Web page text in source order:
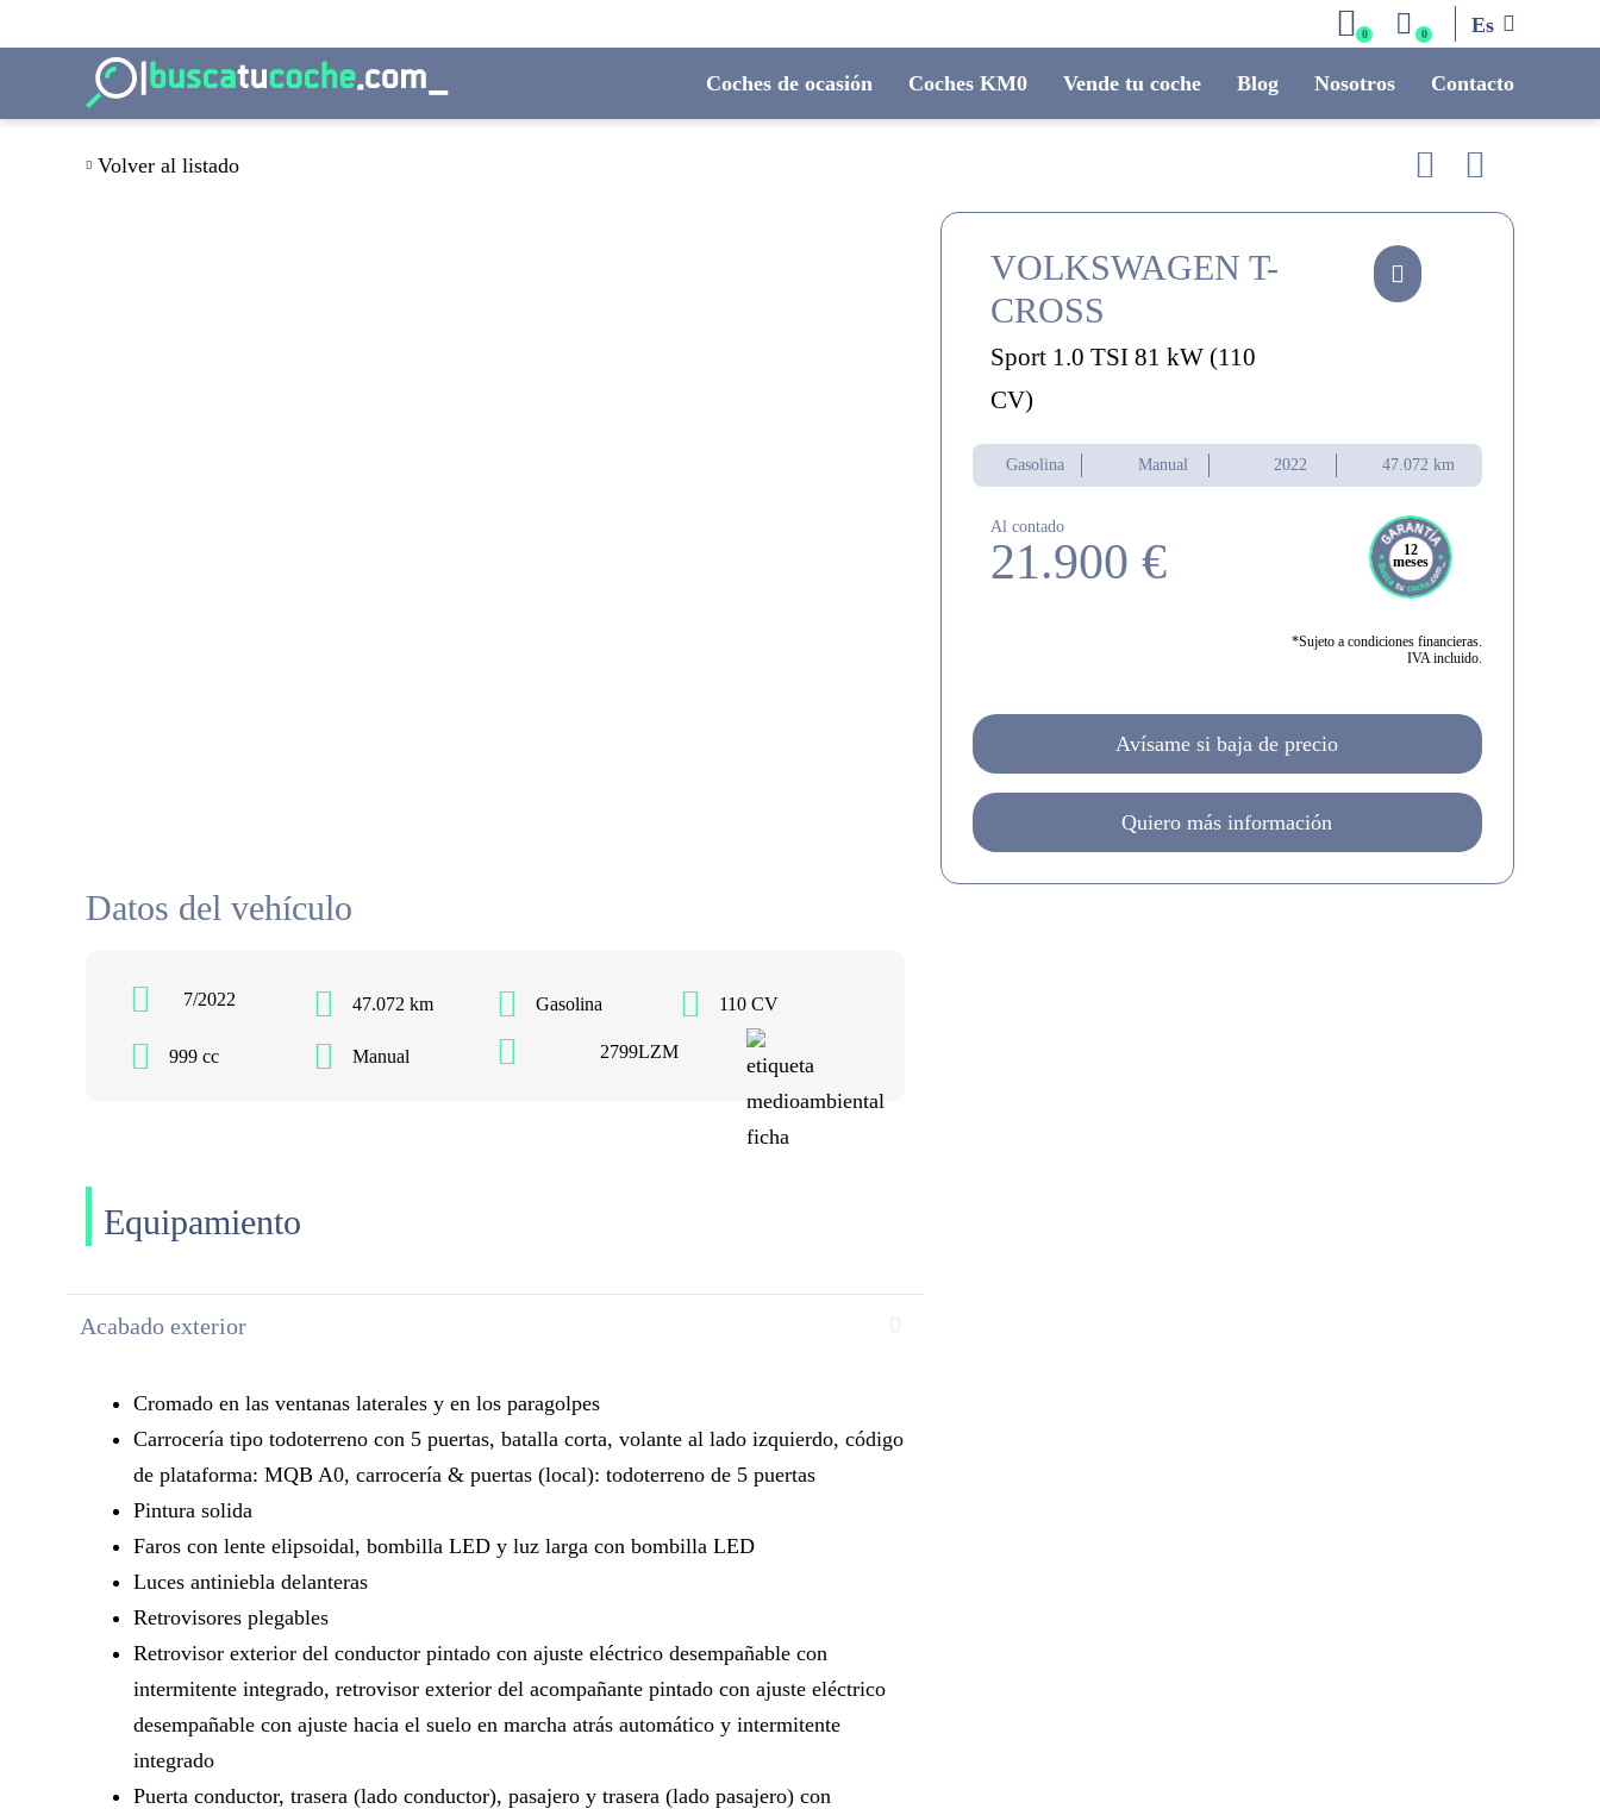
0 0 Es
Coches de ocasión Coches KM0 Vende tu coche Blog Nosotros Contacto
Volver al listado
VOLKSWAGEN T-
CROSS
Sport 1.0 TSI 81 kW (110
CV)
Gasolina Manual 2022 47.072 km
Al contado
21.900 € 12
meses
*Sujeto a condiciones financieras.
IVA incluido.
Avísame si baja de precio
Quiero más información
Datos del vehículo
7/2022 47.072 km Gasolina 110 CV
999 cc Manual 2799LZM
Equipamiento
Acabado exterior
Cromado en las ventanas laterales y en los paragolpes
Carrocería tipo todoterreno con 5 puertas, batalla corta, volante al lado izquierdo, código
de plataforma: MQB A0, carrocería & puertas (local): todoterreno de 5 puertas
Pintura solida
Faros con lente elipsoidal, bombilla LED y luz larga con bombilla LED
Luces antiniebla delanteras
Retrovisores plegables
Retrovisor exterior del conductor pintado con ajuste eléctrico desempañable con
intermitente integrado, retrovisor exterior del acompañante pintado con ajuste eléctrico
desempañable con ajuste hacia el suelo en marcha atrás automático y intermitente
integrado
Puerta conductor, trasera (lado conductor), pasajero y trasera (lado pasajero) con